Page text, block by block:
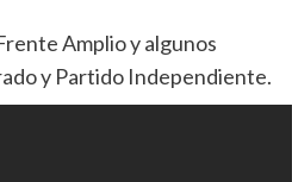
Amplio y algunos
y Partido Independiente.